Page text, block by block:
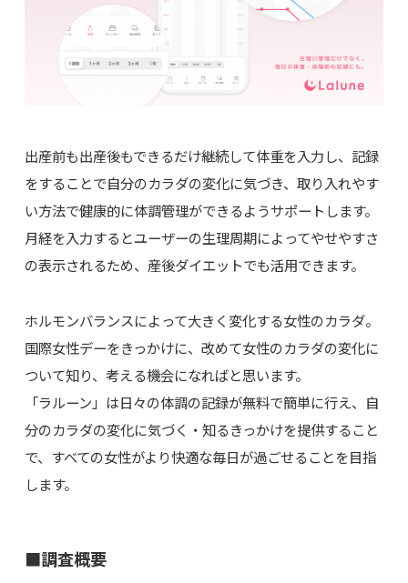
出産前も出産後もできるだけ継続して体重を入力し、記録
をすることで自分のカラダの変化に気づき、取り入れやす
い方法で健康的に体調管理ができるようサポートします。
月経を入力するとユーザーの生理周期によってやせやすさ
の表示されるため、産後ダイエットでも活用できます。
ホルモンバランスによって大きく変化する女性のカラダ。
国際女性デーをきっかけに、改めて女性のカラダの変化に
ついて知り、考える機会になればと思います。
「ラルーン」は日々の体調の記録が無料で簡単に行え、自
分のカラダの変化に気づく・知るきっかけを提供すること
で、すべての女性がより快適な毎日が過ごせることを目指
します。
■調査概要